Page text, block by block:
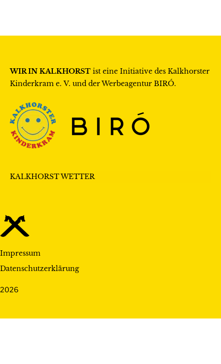
WIR IN KALKHORST ist eine Initiative des Kalkhorster
Kinderkram e. V. und der Werbeagentur BIRÓ.
KALKHORST WETTER
2026
Impressum
Datenschutzerklärung